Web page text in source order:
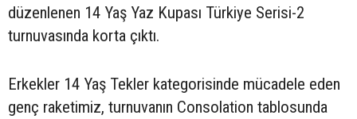
düzenlenen 14 Yaş Yaz Kupası Türkiye Serisi-2
turnuvasında korta çıktı.
Erkekler 14 Yaş Tekler kategorisinde mücadele eden
genç raketimiz, turnuvanın Consolation tablosunda